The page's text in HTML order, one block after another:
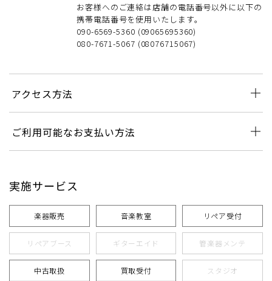
お客様へのご連絡は店舗の電話番号以外に以下の
携帯電話番号を使用いたします。
090-6569-5360 (09065695360)
080-7671-5067 (08076715067)
アクセス方法
ご利用可能なお支払い方法
実施サービス
楽器販売 音楽教室 リペア受付
リペアブース ギターエイド 管楽器メンテ
中古取扱 買取受付 スタジオ